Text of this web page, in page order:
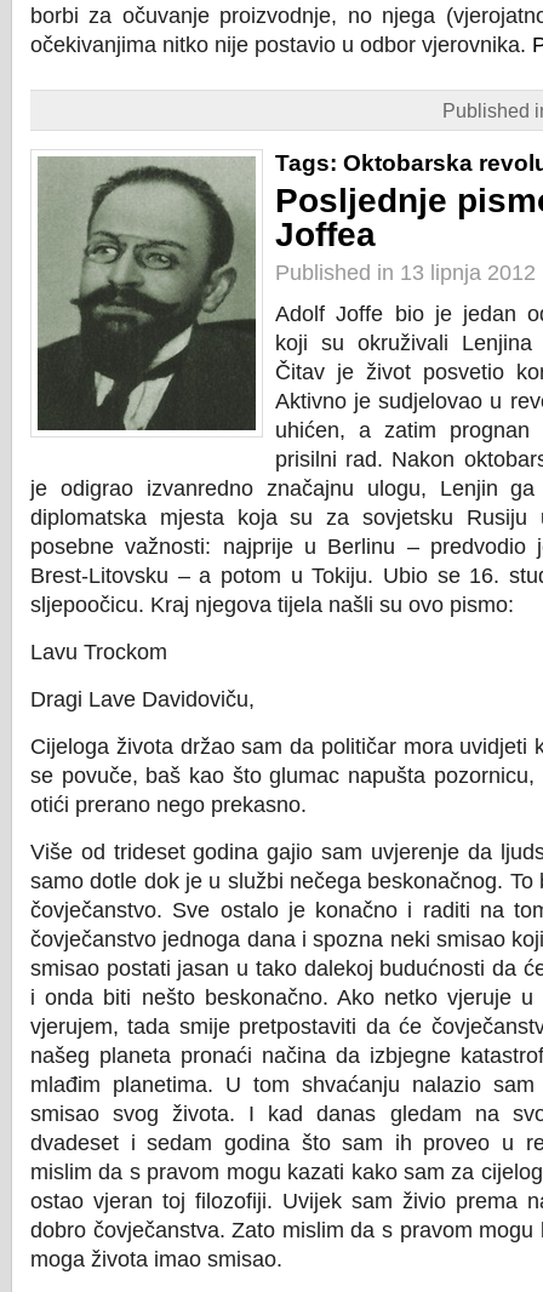
borbi za očuvanje proizvodnje, no njega
očekivanjima nitko nije postavio u odbor vjerovnika.
Published
Tags: Oktobarska
Posljednje
Joffea
Published in 13 lipnja 2012
Adolf Joffe bio je jedan
koji su okruživali Lenjina
Čitav je život posvetio
Aktivno je sudjelovao u
uhićen, a zatim
prisilni rad. Nakon
je odigrao izvanredno značajnu ulogu, Lenjin
diplomatska mjesta koja su za sovjetsku
posebne važnosti: najprije u Berlinu – predvodio
Brest-Litovsku – a potom u Tokiju. Ubio se 16.
sljepoočicu. Kraj njegova tijela našli su ovo pismo:
Lavu Trockom
Dragi Lave Davidoviču,
Cijeloga života držao sam da političar mora uvidjeti
se povuče, baš kao što glumac napušta
otići prerano nego prekasno.
Više od trideset godina gajio sam uvjerenje da
samo dotle dok je u službi nečega beskonačnog. To
čovječanstvo. Sve ostalo je konačno i raditi na
čovječanstvo jednoga dana i spozna neki smisao
smisao postati jasan u tako dalekoj budućnosti da
i onda biti nešto beskonačno. Ako netko vjeruje
vjerujem, tada smije pretpostaviti da će
našeg planeta pronaći načina da izbjegne
mlađim planetima. U tom shvaćanju nalazio
smisao svog života. I kad danas gledam na
dvadeset i sedam godina što sam ih proveo u
mislim da s pravom mogu kazati kako sam za
ostao vjeran toj filozofiji. Uvijek sam živio prema
dobro čovječanstva. Zato mislim da s pravom
moga života imao smisao.